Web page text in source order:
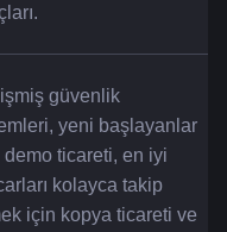
güvenlik
yeni başlayanlar
demo ticareti, en iyi
kolayca takip
için kopya ticareti ve